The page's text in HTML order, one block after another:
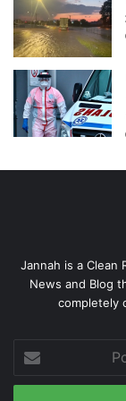
Jannah is a Clean
News and Blog
completely
swój
adres